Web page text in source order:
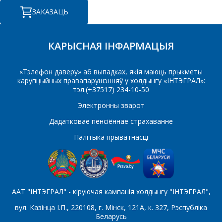
ЗАКАЗАЦЬ
КАРЫСНАЯ ІНФАРМАЦЫЯ
«Тэлефон даверу» аб выпадках, якія маюць прыкметы
карупцыйных правапарушэнняў у холдынгу «ІНТЭГРАЛ»:
тэл.(+37517) 234-10-50
Электронны зварот
Дадатковае пенсіённае страхаванне
Палітыка прыватнасці
ААТ "ІНТЭГРАЛ" - кіруючая кампанія холдынгу "ІНТЭГРАЛ",
вул. Казінца І.П., 220108, г. Мінск, 121А, к. 327, Рэспубліка
Беларусь
Ваша імя*
Тэлефон*
E-mail
Які цікавіць тавар/паслуга